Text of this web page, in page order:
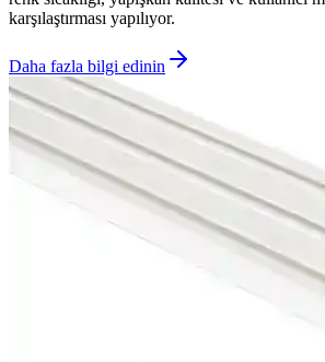
karşılaştırması yapılıyor.
Daha fazla bilgi edinin